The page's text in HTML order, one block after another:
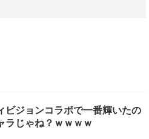
ビジョンコラボで一番輝いたの
ラじゃね？ｗｗｗｗ